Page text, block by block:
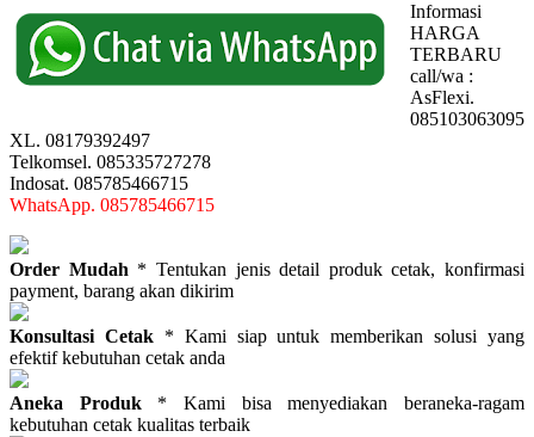
Informasi
HARGA
TERBARU
call/wa :
AsFlexi.
085103063095
XL. 08179392497
Telkomsel. 085335727278
Indosat. 085785466715
WhatsApp. 085785466715
Order Mudah * Tentukan jenis detail produk cetak, konfirmasi
payment, barang akan dikirim
Konsultasi Cetak* Kami siap untuk memberikan solusi yang
efektif kebutuhan cetak anda
Aneka Produk * Kami bisa menyediakan beraneka-ragam
kebutuhan cetak kualitas terbaik